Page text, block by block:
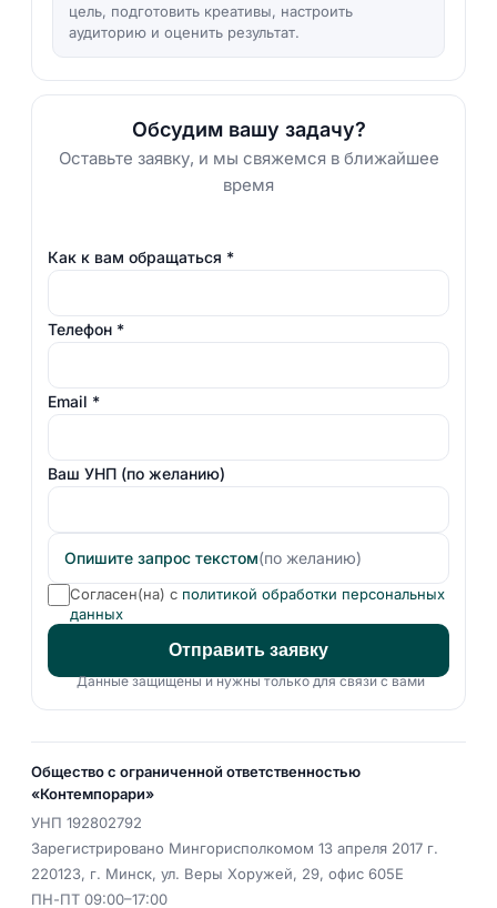
цель, подготовить креативы, настроить
аудиторию и оценить результат.
Обсудим вашу задачу?
Оставьте заявку, и мы свяжемся в ближайшее
время
Как к вам обращаться *
Телефон *
Email *
Ваш УНП (по желанию)
Опишите запрос текстом(по желанию)
Согласен(на) с политикой обработки персональных
данных
Отправить заявку
Данные защищены и нужны только для связи с вами
Общество с ограниченной ответственностью
«Контемпорари»
УНП 192802792
Зарегистрировано Мингорисполкомом 13 апреля 2017 г.
220123, г. Минск, ул. Веры Хоружей, 29, офис 605Е
ПН-ПТ 09:00–17:00